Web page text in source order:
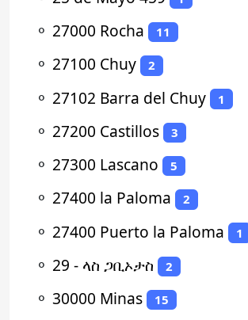
⚬ 27000 Rocha 11
⚬ 27100 Chuy 2
⚬ 27102 Barra del Chuy 1
⚬ 27200 Castillos 3
⚬ 27300 Lascano 5
⚬ 27400 la Paloma 2
⚬ 27400 Puerto la Paloma 1
⚬ 29 - ላስ ጋቢኦታስ 2
⚬ 30000 Minas 15